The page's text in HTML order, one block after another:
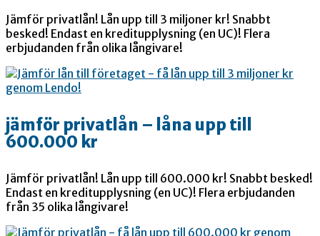
Jämför privatlån! Lån upp till 3 miljoner kr! Snabbt
besked! Endast en kreditupplysning (en UC)! Flera
erbjudanden från olika långivare!
jämför privatlån – låna upp till
600.000 kr
Jämför privatlån! Lån upp till 600.000 kr! Snabbt besked!
Endast en kreditupplysning (en UC)! Flera erbjudanden
från 35 olika långivare!